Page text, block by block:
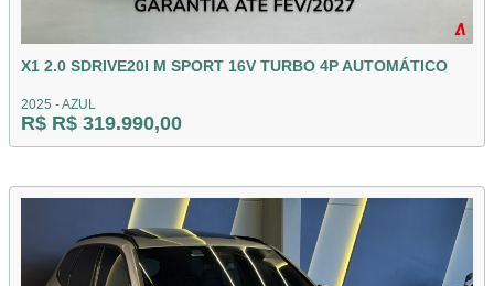
X1 2.0 SDRIVE20I M SPORT 16V TURBO 4P AUTOMÁTICO
2025 - AZUL
R$ R$ 319.990,00